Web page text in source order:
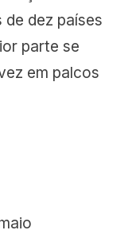
dez países
parte se
em palcos